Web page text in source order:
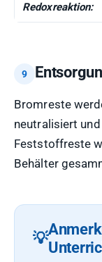
Redoxreaktion:
Bromreste
neutralisiert
Feststoffreste
Behälter